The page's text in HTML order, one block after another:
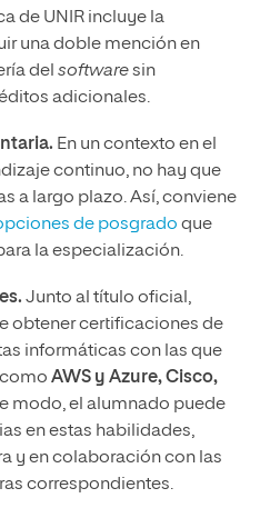
de UNIR incluye la
una doble mención en
del softwaresin
adicionales.
En un contexto en el
continuo, no hay que
a largo plazo. Así, conviene
de posgrado que
la especialización.
Junto al título oficial,
obtener certificaciones de
informáticas con las que
AWS y Azure, Cisco,
modo, el alumnado puede
en estas habilidades,
y en colaboración con las
correspondientes.